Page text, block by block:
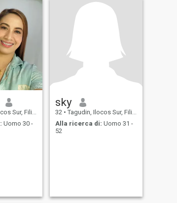
Sur, Filippine
Uomo 30 -
sky
32 • Tagudin, Ilocos Sur, Filippine
Alla ricerca di: Uomo 31 -
52